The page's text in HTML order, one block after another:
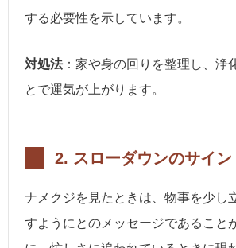
する必要性を示しています。
対処法：家や身の回りを整理し、浄
とで運気が上がります。
2. スローダウンのサイン
ナメクジを見たときは、物事を少し
すようにとのメッセージであること